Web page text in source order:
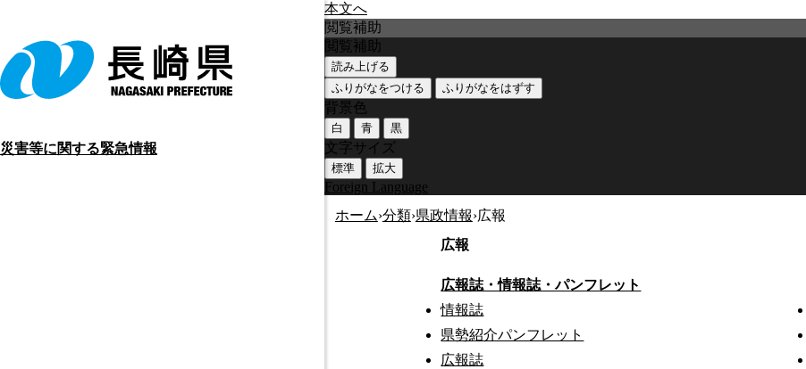
本文へ
災害等に関する緊急情報
閲覧補助
閲覧補助
読み上げる
ふりがなをつける
ふりがなをはずす
背景色
白 青 黒
文字サイズ
標準 拡大
Foreign Language
ホーム›分類›県政情報›広報
広報
広報誌・情報誌・パンフレット
情報誌
県勢紹介パンフレット
広報誌